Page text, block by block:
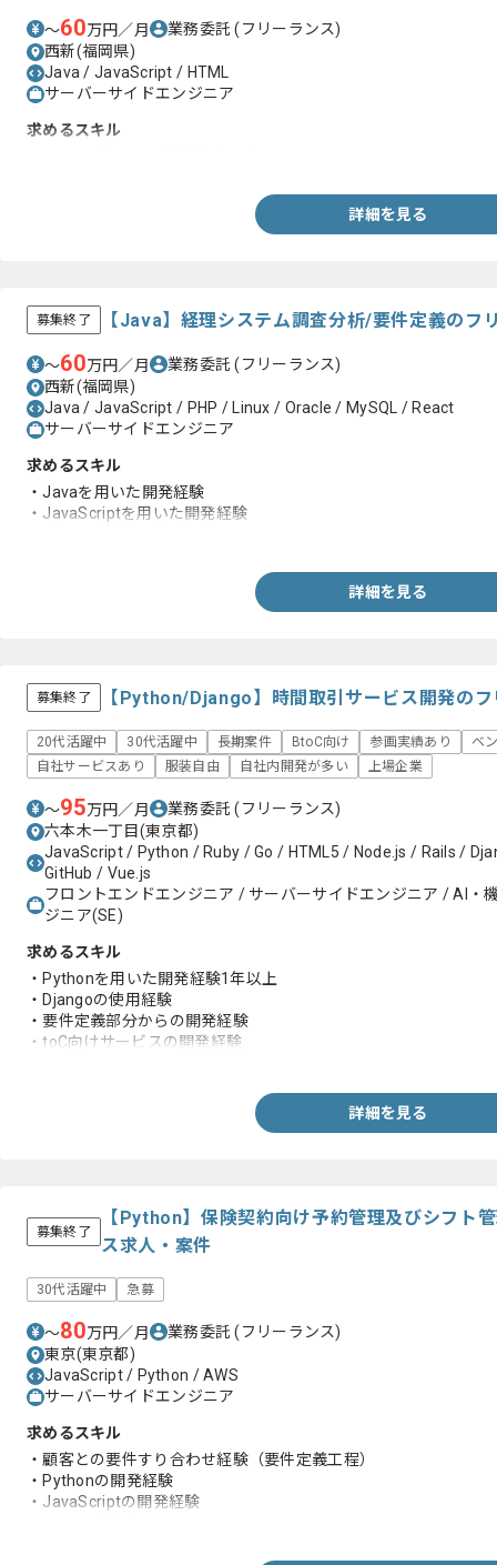
〜60万円／月 業務委託(フリーランス)
西新(福岡県)
Java / JavaScript / HTML
サーバーサイドエンジニア
求めるスキル
詳細を見る
募集終了 【Java】経理システム調査分析/要件定義のフ
〜60万円／月 業務委託(フリーランス)
西新(福岡県)
Java / JavaScript / PHP / Linux / Oracle / MySQL / React
サーバーサイドエンジニア
求めるスキル
・Javaを用いた開発経験
・JavaScriptを用いた開発経験
詳細を見る
募集終了 【Python/Django】時間取引サービス開発の
20代活躍中 30代活躍中 長期案件 BtoC向け 参画実績あり
ベ
自社サービスあり
服装自由 自社内開発が多い 上場企業
〜95万円／月 業務委託(フリーランス)
六本木一丁目(東京都)
JavaScript / Python / Ruby / Go / HTML5 / Node.js / Rails /
GitHub / Vue.js
フロントエンドエンジニア / サーバーサイドエンジニア / AI・
ジニア(SE)
求めるスキル
・Pythonを用いた開発経験1年以上
・Djangoの使用経験
・要件定義部分からの開発経験
・toC向けサービスの開発経験
・前処理、クローリング、データサイエンス領域詳細を見る
募集終了
【Python】保険契約向け予約管理及びシフト
ス求人・案件
30代活躍中 急募
〜80万円／月 業務委託(フリーランス)
東京(東京都)
JavaScript / Python / AWS
サーバーサイドエンジニア
求めるスキル
・顧客との要件すり合わせ経験（要件定義工程）
・Pythonの開発経験
・JavaScriptの開発経験